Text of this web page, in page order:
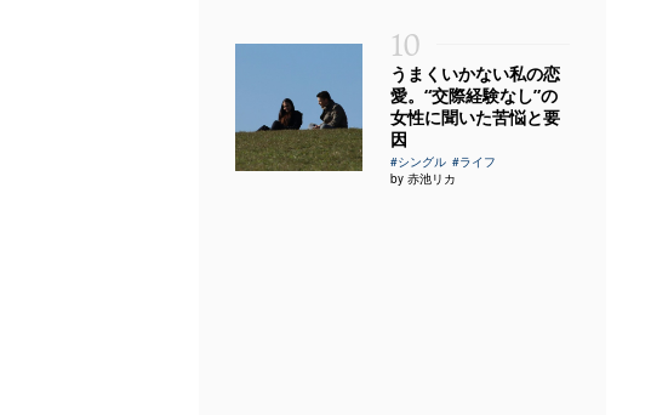
10
うまくいかない私の恋
愛。“交際経験なし”の
女性に聞いた苦悩と要
因
#シングル #ライフ
by 赤池リカ